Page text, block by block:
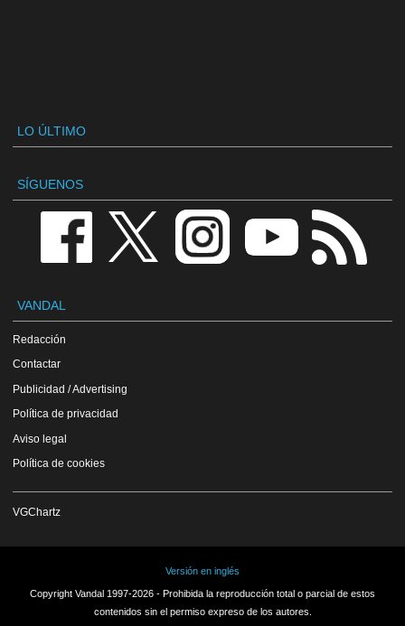
LO ÚLTIMO
SÍGUENOS
VANDAL
Redacción
Contactar
Publicidad / Advertising
Política de privacidad
Aviso legal
Política de cookies
VGChartz
Versión en inglés
Copyright Vandal 1997-2026 - Prohibida la reproducción total o parcial de estos
contenidos sin el permiso expreso de los autores.